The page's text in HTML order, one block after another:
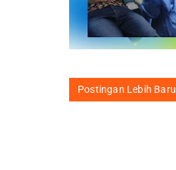
Postingan Lebih Baru